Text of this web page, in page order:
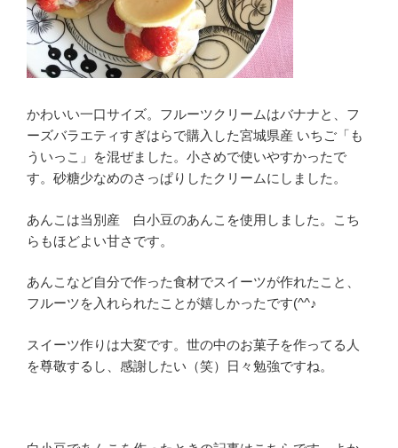
かわいい一口サイズ。フルーツクリームはバナナと、フ
ーズバラエティすぎはらで購入した宮城県産 いちご「も
ういっこ」を混ぜました。小さめで使いやすかったで
す。砂糖少なめのさっぱりしたクリームにしました。
あんこは当別産 白小豆のあんこを使用しました。こち
らもほどよい甘さです。
あんこなど自分で作った食材でスイーツが作れたこと、
フルーツを入れられたことが嬉しかったです(^^♪
スイーツ作りは大変です。世の中のお菓子を作ってる人
を尊敬するし、感謝したい（笑）日々勉強ですね。